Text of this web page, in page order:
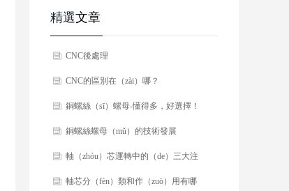
精選文章
CNC後處理
CNC的區別在（zài）哪？
銅螺絲（sī）螺母-懂得多，好選擇！
銅螺絲螺母（mǔ）的技術發展
軸（zhóu）芯運轉中的（de）三大注
意事項
軸芯分（fèn）類和作（zuò）用有哪